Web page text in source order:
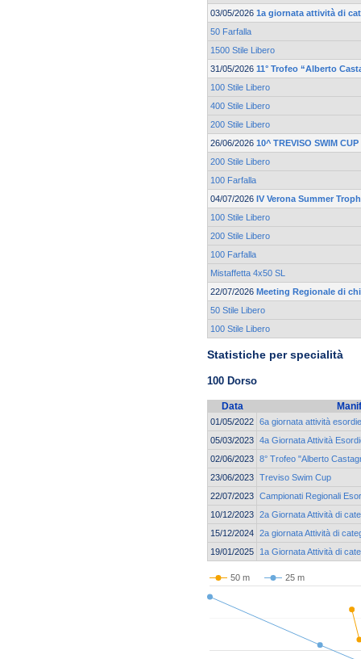
03/05/2026 1a giornata attività di
50 Farfalla
1500 Stile Libero
31/05/2026 11° Trofeo “Alberto
100 Stile Libero
400 Stile Libero
200 Stile Libero
26/06/2026 10^ TREVISO SWIM CUP
200 Stile Libero
100 Farfalla
04/07/2026 IV Verona Summer
100 Stile Libero
200 Stile Libero
100 Farfalla
Mistaffetta 4x50 SL
22/07/2026 Meeting Regionale di
50 Stile Libero
100 Stile Libero
Statistiche per specialità
100 Dorso
Data
01/05/2022 6a giornata attività
05/03/2023 4a Giornata Attività
02/06/2023 8° Trofeo "Alberto
23/06/2023 Treviso Swim Cup
22/07/2023 Campionati Regionali
10/12/2023 2a Giornata Attività di
15/12/2024 2a giornata Attività di
19/01/2025
1a Giornata Attività di
50 m 25 m